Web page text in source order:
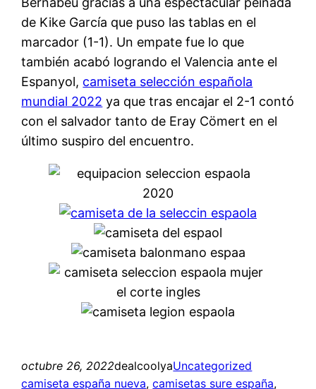
de Kike García que puso las tablas en el
marcador (1-1). Un empate fue lo que
también acabó logrando el Valencia ante el
Espanyol, camiseta selección española
mundial 2022 ya que tras encajar el 2-1 contó
con el salvador tanto de Eray Cömert en el
último suspiro del encuentro.
octubre 26, 2022dealcoolyaUncategorized
camiseta españa nueva, camisetas sure españa